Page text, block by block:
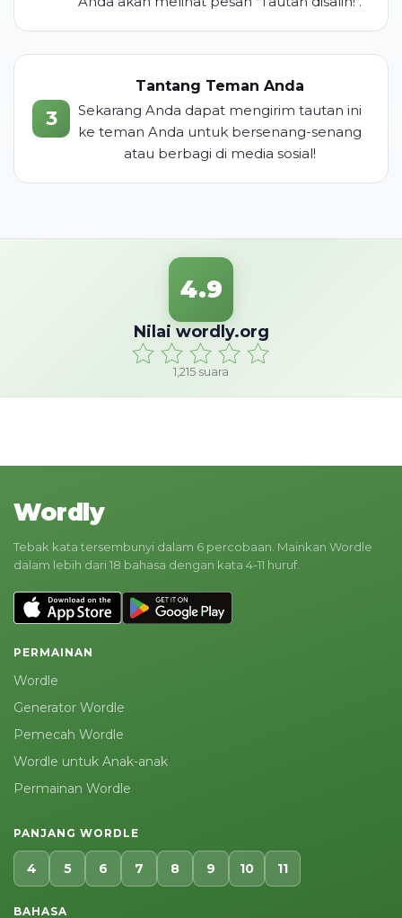
3
Tantang Teman Anda
Sekarang Anda dapat mengirim tautan ini
ke teman Anda untuk bersenang-senang
atau berbagi di media sosial!
4.9
Nilai wordly.org
1,215 suara
Wordly
Tebak kata tersembunyi dalam 6 percobaan. Mainkan Wordle
dalam lebih dari 18 bahasa dengan kata 4-11 huruf.
PERMAINAN
Wordle
Generator Wordle
Pemecah Wordle
Wordle untuk Anak-anak
Permainan Wordle
PANJANG WORDLE
4 5 6 7 8 9 10 11
BAHASA